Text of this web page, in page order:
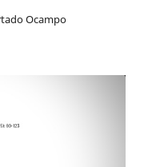
Ocampo